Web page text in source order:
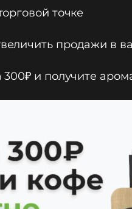
точке
продажи в
и получите